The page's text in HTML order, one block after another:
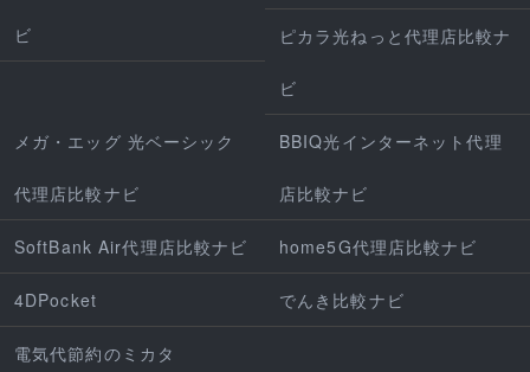
ビ ピカラ光ねっと代理店比較ナ
ビ
メガ・エッグ 光ベーシック
代理店比較ナビ
BBIQ光インターネット代理
店比較ナビ
SoftBank Air代理店比較ナビ home5G代理店比較ナビ
4DPocket でんき比較ナビ
電気代節約のミカタ